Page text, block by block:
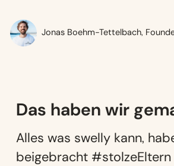
Jonas Boehm-Tettelbach,
Das haben wir
Alles was swelly kann,
beigebracht #stolzeEltern